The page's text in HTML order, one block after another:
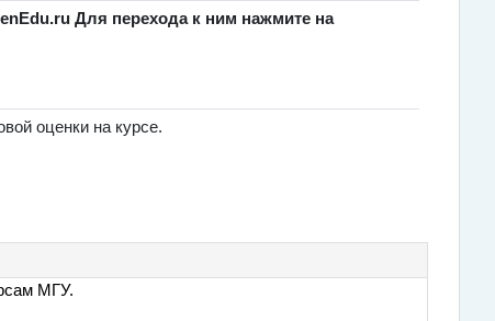
Для перехода к ним нажмите на
оценки на курсе.
МГУ.